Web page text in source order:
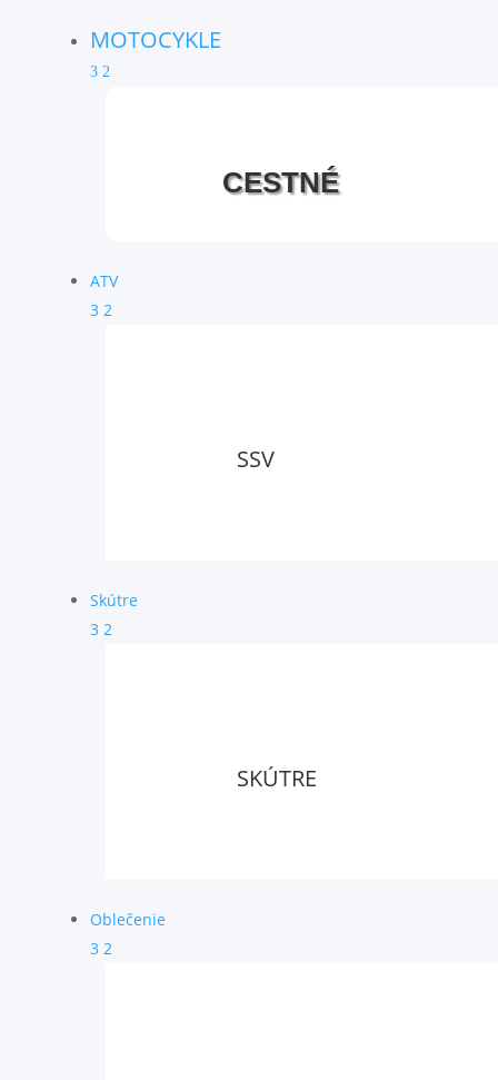
MOTOCYKLE
3 2
CESTNÉ
ATV
3 2
SSV
Skútre
3 2
SKÚTRE
Oblečenie
3 2